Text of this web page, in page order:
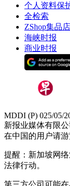
个人资料保
全检索
ZShop集品店
海峡时报
商业时报
MDDI (P) 025/05/
新报业媒体有限公
在中国的用户请
提醒：新加坡网
法律行动。
第三方公司可能